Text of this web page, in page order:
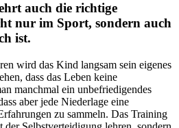
auch die richtige
nur im Sport, sondern auch
ist.
wird das Kind langsam sein eigenes
dass das Leben keine
manchmal ein unbefriedigendes
aber jede Niederlage eine
zu sammeln. Das Training